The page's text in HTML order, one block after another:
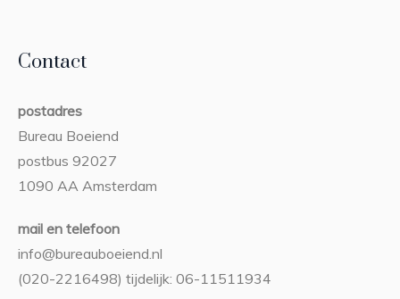
Contact
postadres
Bureau Boeiend
postbus 92027
1090 AA Amsterdam
mail en telefoon
info@bureauboeiend.nl
(020-2216498) tijdelijk: 06-11511934